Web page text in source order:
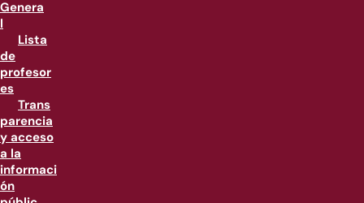
Genera
l
Lista
de
profesor
es
Trans
parencia
y acceso
a la
informaci
ón